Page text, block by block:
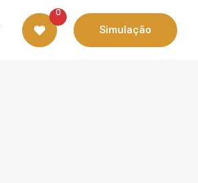
0
Simulação